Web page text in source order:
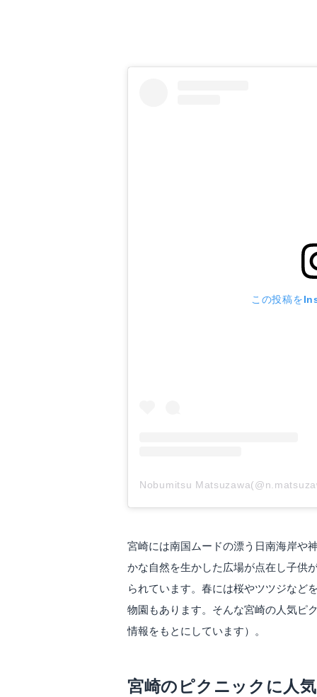
この投稿を
Nobumitsu
宮崎には南国ムードの漂う日南海岸や
かな自然を生かした広場が点在し子供
られています。春には桜やツツジなど
物園もあります。そんな宮崎の人気ピ
情報をもとにしています）。
宮崎のピクニックに人